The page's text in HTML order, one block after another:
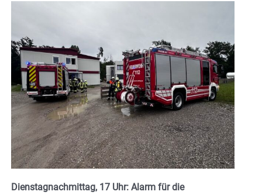
Dienstagnachmittag, 17 Uhr: Alarm für die